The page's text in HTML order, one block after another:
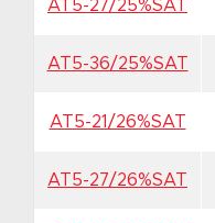
AT5-27/25%SAT
AT5-36/25%SAT
AT5-21/26%SAT
AT5-27/26%SAT